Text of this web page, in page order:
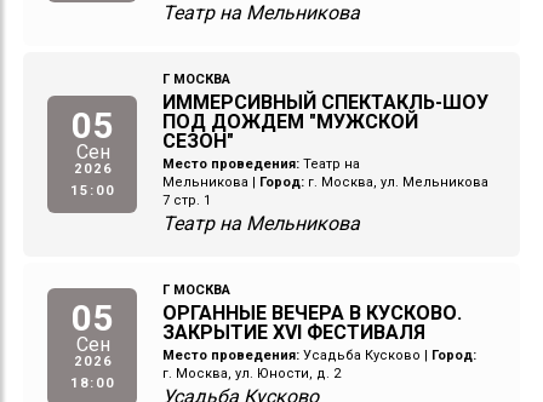
Театр на Мельникова
05
Сен
2026
15:00
Г МОСКВА
ИММЕРСИВНЫЙ СПЕКТАКЛЬ-ШОУ
ПОД ДОЖДЕМ "МУЖСКОЙ
СЕЗОН"
Место проведения: Театр на
Мельникова
Город: г. Москва, ул. Мельникова
7 стр. 1
Театр на Мельникова
05
Сен
2026
18:00
Г МОСКВА
ОРГАННЫЕ ВЕЧЕРА В КУСКОВО.
ЗАКРЫТИЕ XVI ФЕСТИВАЛЯ
Место проведения: Усадьба Кусково
Город:
г. Москва, ул. Юности, д. 2
Усадьба Кусково